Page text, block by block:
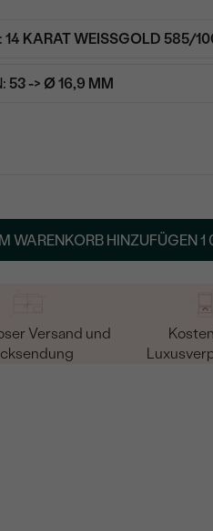
14 KARAT WEISSGOLD 585/
53 -> Ø 16,9 MM
WARENKORB HINZUFÜGEN1
Versand und